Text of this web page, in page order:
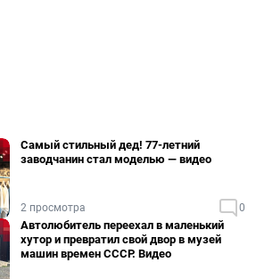
Самый стильный дед! 77-летний
заводчанин стал моделью — видео
2 просмотра 0
Автолюбитель переехал в маленький
хутор и превратил свой двор в музей
машин времен СССР. Видео